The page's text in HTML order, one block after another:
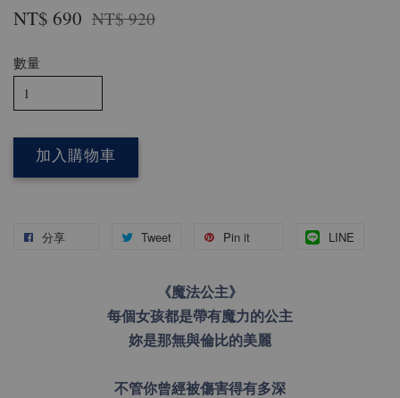
NT$ 690 NT$ 920
數量
加入購物車
分享 Tweet Pin it LINE
《魔法公主》
每個女孩都是帶有魔力的公主
妳是那無與倫比的美麗
不管你曾經被傷害得有多深